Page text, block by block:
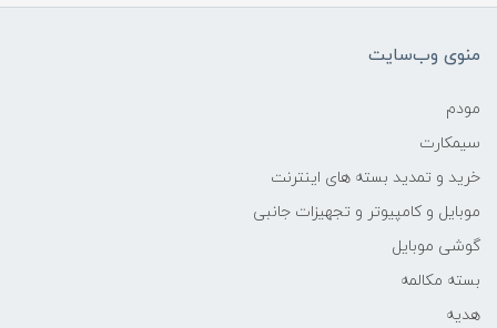
منوی وب‌سایت
مودم
سیمکارت
خرید و تمدید بسته های اینترنت
موبایل و کامپیوتر و تجهیزات جانبی
گوشی موبایل
بسته مکالمه
هدیه